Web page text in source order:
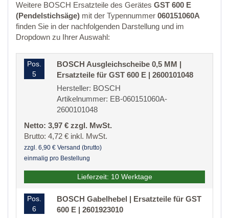
Weitere BOSCH Ersatzteile des Gerätes GST 600 E
(Pendelstichsäge) mit der Typennummer 060151060A
finden Sie in der nachfolgenden Darstellung und im
Dropdown zu Ihrer Auswahl:
Pos.
5
BOSCH Ausgleichscheibe 0,5 MM |
Ersatzteile für GST 600 E | 2600101048
Hersteller: BOSCH
Artikelnummer: EB-060151060A-
2600101048
Netto: 3,97 € zzgl. MwSt.
Brutto: 4,72 € inkl. MwSt.
zzgl. 6,90 € Versand (brutto)
einmalig pro Bestellung
Lieferzeit: 10 Werktage
Pos.
6
BOSCH Gabelhebel | Ersatzteile für GST
600 E | 2601923010